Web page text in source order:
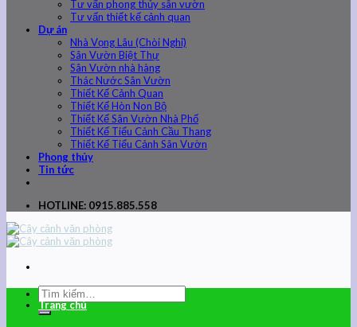
Tư vấn phong thủy sân vườn
Tư vấn thiết kế cảnh quan
Dự án
Nhà Vọng Lâu (Chòi Nghỉ)
Sân Vườn Biệt Thự
Sân Vườn nhà hàng
Thác Nước Sân Vườn
Thiết Kế Cảnh Quan
Thiết Kế Hòn Non Bộ
Thiết Kế Sân Vườn Nhà Phố
Thiết Kế Tiểu Cảnh Cầu Thang
Thiết Kế Tiểu Cảnh Sân Vườn
Phong thủy
Tin tức
HOTLINE: 0915.885.558
Trang chủ